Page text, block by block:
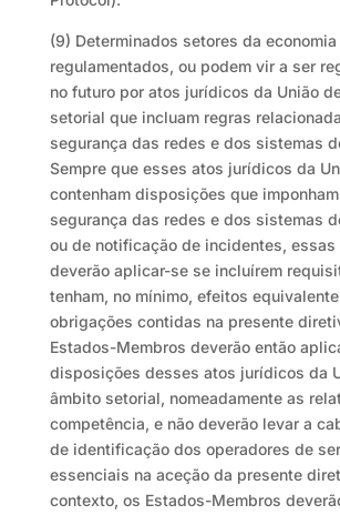
(9) Determinados setores da economia
regulamentados, ou podem vir a ser
no futuro por atos jurídicos da União
setorial que incluam regras
segurança das redes e dos sistemas
Sempre que esses atos jurídicos da
contenham disposições que
segurança das redes e dos sistemas
ou de notificação de incidentes,
deverão aplicar-se se incluírem
tenham, no mínimo, efeitos
obrigações contidas na presente
Estados-Membros deverão então
disposições desses atos jurídicos da
âmbito setorial, nomeadamente as
competência, e não deverão levar a
de identificação dos operadores de
essenciais na aceção da presente
contexto, os Estados-Membros